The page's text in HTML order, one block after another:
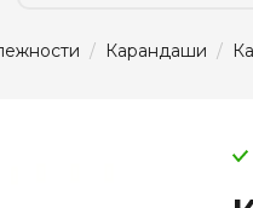
/ Карандаши /